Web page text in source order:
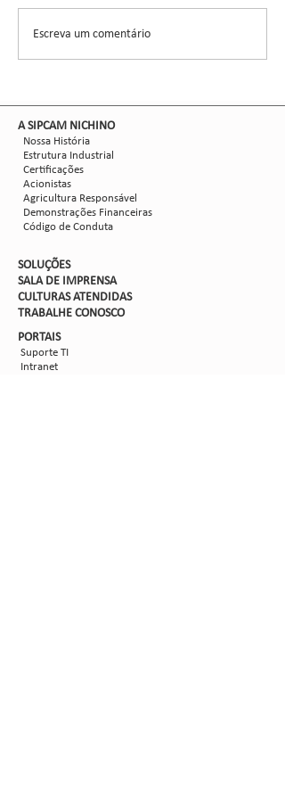
Nova safra de milho:
como mitigar as perdas
Escreva um comentário
​A SIPCAM NICHINO
Nossa História
Estrutura Industrial
Certificações
Acionistas
Agricultura Responsável
Demonstrações Financeiras
Código de Conduta
SOLUÇÕES
SALA DE IMPRENSA
CULTURAS ATENDIDAS
TRABALHE CONOSCO
PORTAIS
Suporte TI
Intranet